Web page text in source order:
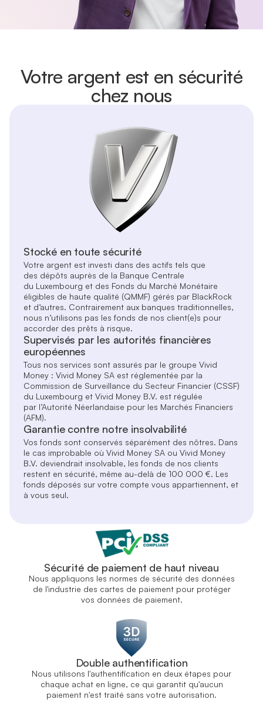
Votre argent est en sécurité
chez nous
Stocké en toute sécurité
Votre argent est investi dans des actifs tels que
des dépôts auprès de la Banque Centrale
du Luxembourg et des Fonds du Marché Monétaire
éligibles de haute qualité (QMMF) gérés par BlackRock
et d’autres. Contrairement aux banques traditionnelles,
nous n’utilisons pas les fonds de nos client(e)s pour
accorder des prêts à risque.
Supervisés par les autorités financières
européennes
Tous nos services sont assurés par le groupe Vivid
Money : Vivid Money SA est réglementée par la
Commission de Surveillance du Secteur Financier (CSSF)
du Luxembourg et Vivid Money B.V. est régulée
par l’Autorité Néerlandaise pour les Marchés Financiers
(AFM).
Garantie contre notre insolvabilité
Vos fonds sont conservés séparément des nôtres. Dans
le cas improbable où Vivid Money SA ou Vivid Money
B.V. deviendrait insolvable, les fonds de nos clients
restent en sécurité, même au-delà de 100 000 €. Les
fonds déposés sur votre compte vous appartiennent, et
à vous seul.
Sécurité de paiement de haut niveau
Nous appliquons les normes de sécurité des données
de l'industrie des cartes de paiement pour protéger
vos données de paiement.
Double authentification
Nous utilisons l'authentification en deux étapes pour
chaque achat en ligne, ce qui garantit qu'aucun
paiement n'est traité sans votre autorisation.